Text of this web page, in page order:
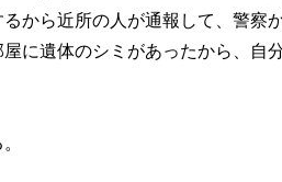
から近所の人が通報して、警察
に遺体のシミがあったから、自
。